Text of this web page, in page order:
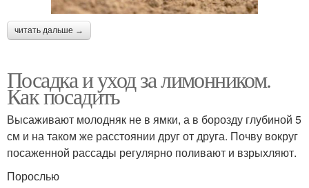
читать дальше →
Посадка и уход за лимонником.
Как посадить
Высаживают молодняк не в ямки, а в борозду глубиной 5
см и на таком же расстоянии друг от друга. Почву вокруг
посаженной рассады регулярно поливают и взрыхляют.
Порослью